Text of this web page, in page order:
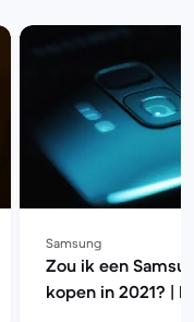
Samsung
Zou ik een
kopen in 2021? |